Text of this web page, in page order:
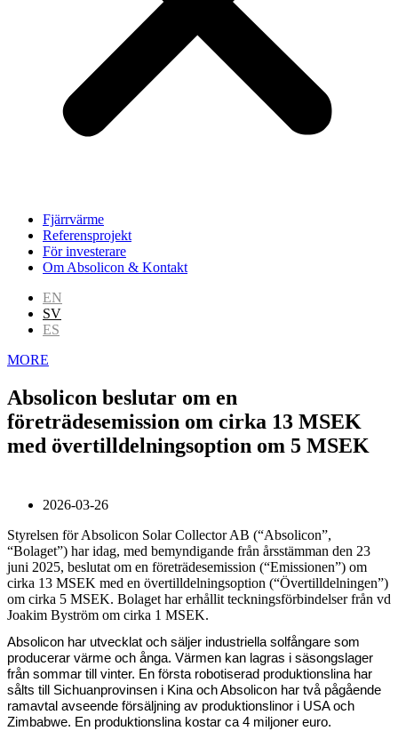
Fjärrvärme
Referensprojekt
För investerare
Om Absolicon & Kontakt
EN
SV
ES
MORE
Absolicon beslutar om en
företrädesemission om cirka 13 MSEK
med övertilldelningsoption om 5 MSEK
2026-03-26
Styrelsen för Absolicon Solar Collector AB (“Absolicon”,
“Bolaget”) har idag, med bemyndigande från årsstämman den 23
juni 2025, beslutat om en företrädesemission (“Emissionen”) om
cirka 13 MSEK med en övertilldelningsoption (“Övertilldelningen”)
om cirka 5 MSEK. Bolaget har erhållit teckningsförbindelser från vd
Joakim Byström om cirka 1 MSEK.
Absolicon har utvecklat och säljer industriella solfångare som
producerar värme och ånga. Värmen kan lagras i säsongslager
från sommar till vinter. En första robotiserad produktionslina har
sålts till Sichuanprovinsen i Kina och Absolicon har två pågående
ramavtal avseende försäljning av produktionslinor i USA och
Zimbabwe. En produktionslina kostar ca 4 miljoner euro.